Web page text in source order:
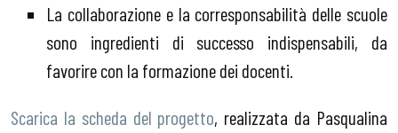
La collaborazione e la corresponsabilità delle scuole
sono ingredienti di successo indispensabili, da
favorire con la formazione dei docenti.
Scarica la scheda del progetto, realizzata da Pasqualina